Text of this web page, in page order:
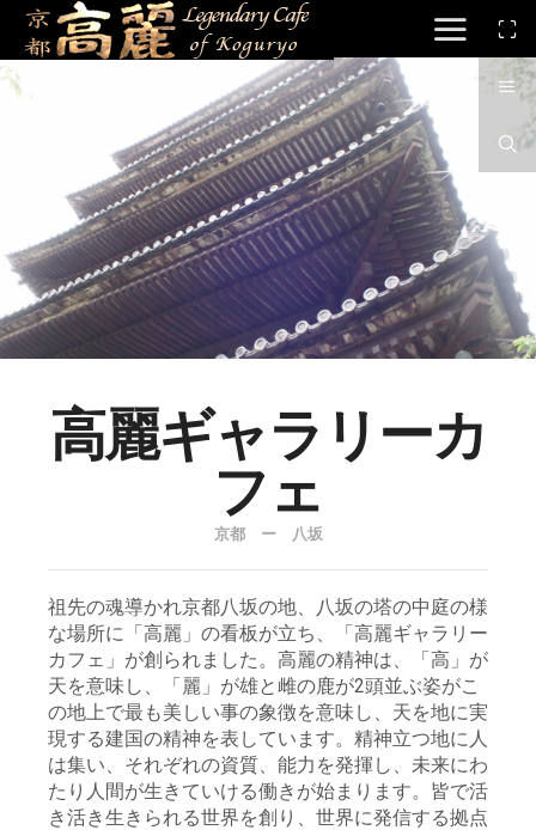
高麗ギャラリーカ
フェ
京都 ー 八坂
祖先の魂導かれ京都八坂の地、八坂の塔の中庭の様
な場所に「高麗」の看板が立ち、「高麗ギャラリー
カフェ」が創られました。高麗の精神は、「高」が
天を意味し、「麗」が雄と雌の鹿が2頭並ぶ姿がこ
の地上で最も美しい事の象徴を意味し、天を地に実
現する建国の精神を表しています。精神立つ地に人
は集い、それぞれの資質、能力を発揮し、未来にわ
たり人間が生きていける働きが始まります。皆で活
き活き生きられる世界を創り、世界に発信する拠点